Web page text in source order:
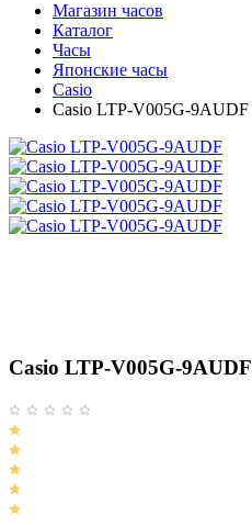
Магазин часов
Каталог
Часы
Японские часы
Casio
Casio LTP-V005G-9AUDF
Casio LTP-V005G-9AUDF